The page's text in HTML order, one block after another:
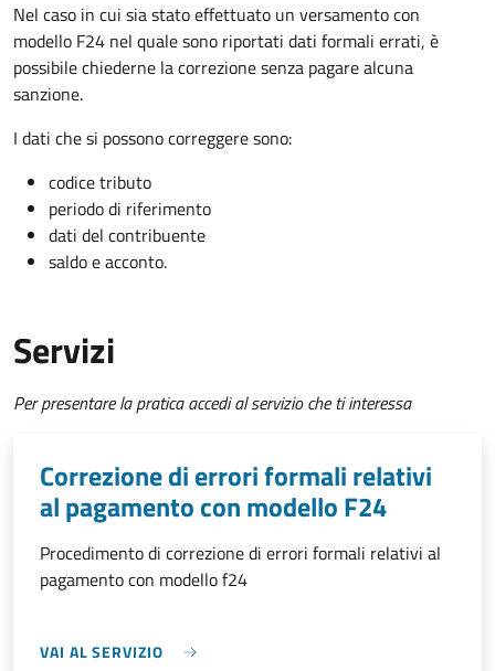
Nel caso in cui sia stato effettuato un versamento con
modello F24 nel quale sono riportati dati formali errati, è
possibile chiederne la correzione senza pagare alcuna
sanzione.
I dati che si possono correggere sono:
codice tributo
periodo di riferimento
dati del contribuente
saldo e acconto.
Servizi
Per presentare la pratica accedi al servizio che ti interessa
Correzione di errori formali relativi
al pagamento con modello F24
Procedimento di correzione di errori formali relativi al
pagamento con modello f24
VAI AL SERVIZIO